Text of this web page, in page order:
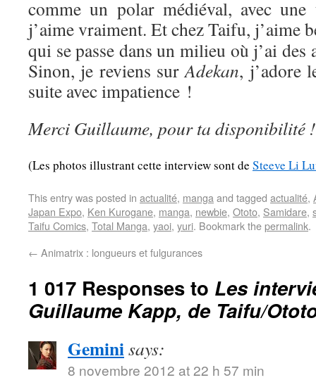
comme un polar médiéval, avec une
j’aime vraiment. Et chez Taifu, j’aime
qui se passe dans un milieu où j’ai
Sinon, je reviens surAdekan, j’adore
suite avec impatience !
Merci Guillaume, pour ta disponibilité !
(Les photos illustrant cette interview sont de Steeve Li
This entry was posted in actualité, manga and tagged actualité,
Japan Expo, Ken Kurogane, manga, newbie, Ototo, Samidare,
Taifu Comics, Total Manga, yaoi, yuri. Bookmark thepermalink.
← Animatrix : longueurs et fulgurances
1 017 Responses to Les
Guillaume Kapp, de Taifu/
Geminisays:
8 novembre 2012 at 22 h 57 min